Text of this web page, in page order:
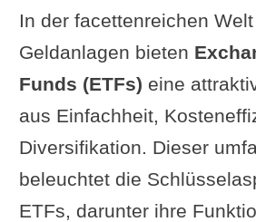
In der facettenreichen
Geldanlagen bieten
Funds (ETFs) eine
aus Einfachheit,
Diversifikation. Dieser
beleuchtet die
ETFs, darunter ihre